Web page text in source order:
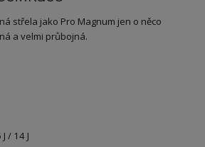
střela jako Pro Magnum jen o něco
a velmi průbojná.
J / 14 J